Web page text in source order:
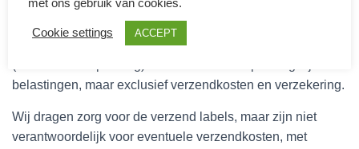
Betalingen moeten worden verricht in de valuta die is
aangegeven op de Site en alle prijzen zijn inclusief BTW
belastingen, maar exclusief verzendkosten en verzekering.
Wij dragen zorg voor de verzend labels, maar zijn niet
verantwoordelijk voor eventuele verzendkosten, met
met ons gebruik van cookies.
Cookie settings ACCEPT